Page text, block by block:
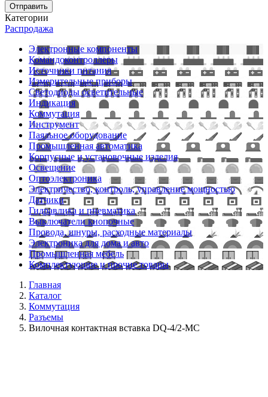
Отправить
Категории
Распродажа
Электронные компоненты
Командоконтроллеры
Источники питания
Измерительные приборы
Светодиоды осветительные
Индикация
Коммутация
Инструмент
Паяльное оборудование
Промышленная автоматика
Корпусные и установочные изделия
Освещение
Оптоэлектроника
Электричество, контроль, управление мощностью
Датчики
Гидравлика и пневматика
Выключатели кнопочные
Провода, шнуры, расходные материалы
Электроника для дома и авто
Промышленная мебель
Комплектующие и прочие товары
Главная
Каталог
Коммутация
Разъемы
Вилочная контактная вставка DQ-4/2-MC